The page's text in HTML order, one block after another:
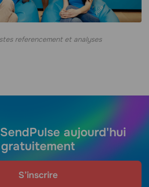
referencement et analyses
aujourd'hui
gratuitement
S’inscrire